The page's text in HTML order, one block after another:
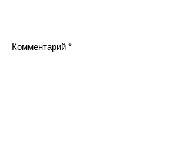
Комментарий *